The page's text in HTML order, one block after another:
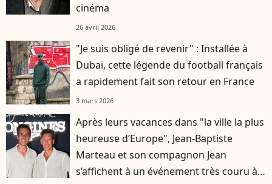
cinéma
26 avril 2026
"Je suis obligé de revenir" : Installée à
Dubaï, cette légende du football français
a rapidement fait son retour en France
3 mars 2026
Après leurs vacances dans "la ville la plus
heureuse d’Europe", Jean-Baptiste
Marteau et son compagnon Jean
s’affichent à un événement très couru à